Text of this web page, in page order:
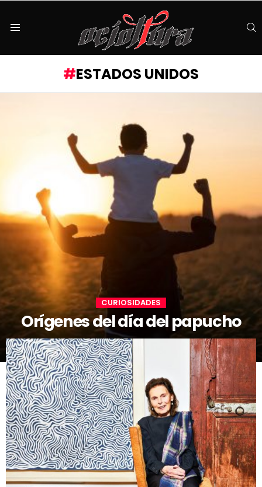
ESTADOS UNIDOS
CURIOSIDADES
Orígenes del día del papucho